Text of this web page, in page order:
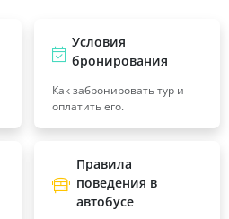
Условия
бронирования
Как забронировать тур и
оплатить его.
Правила
поведения в
автобусе